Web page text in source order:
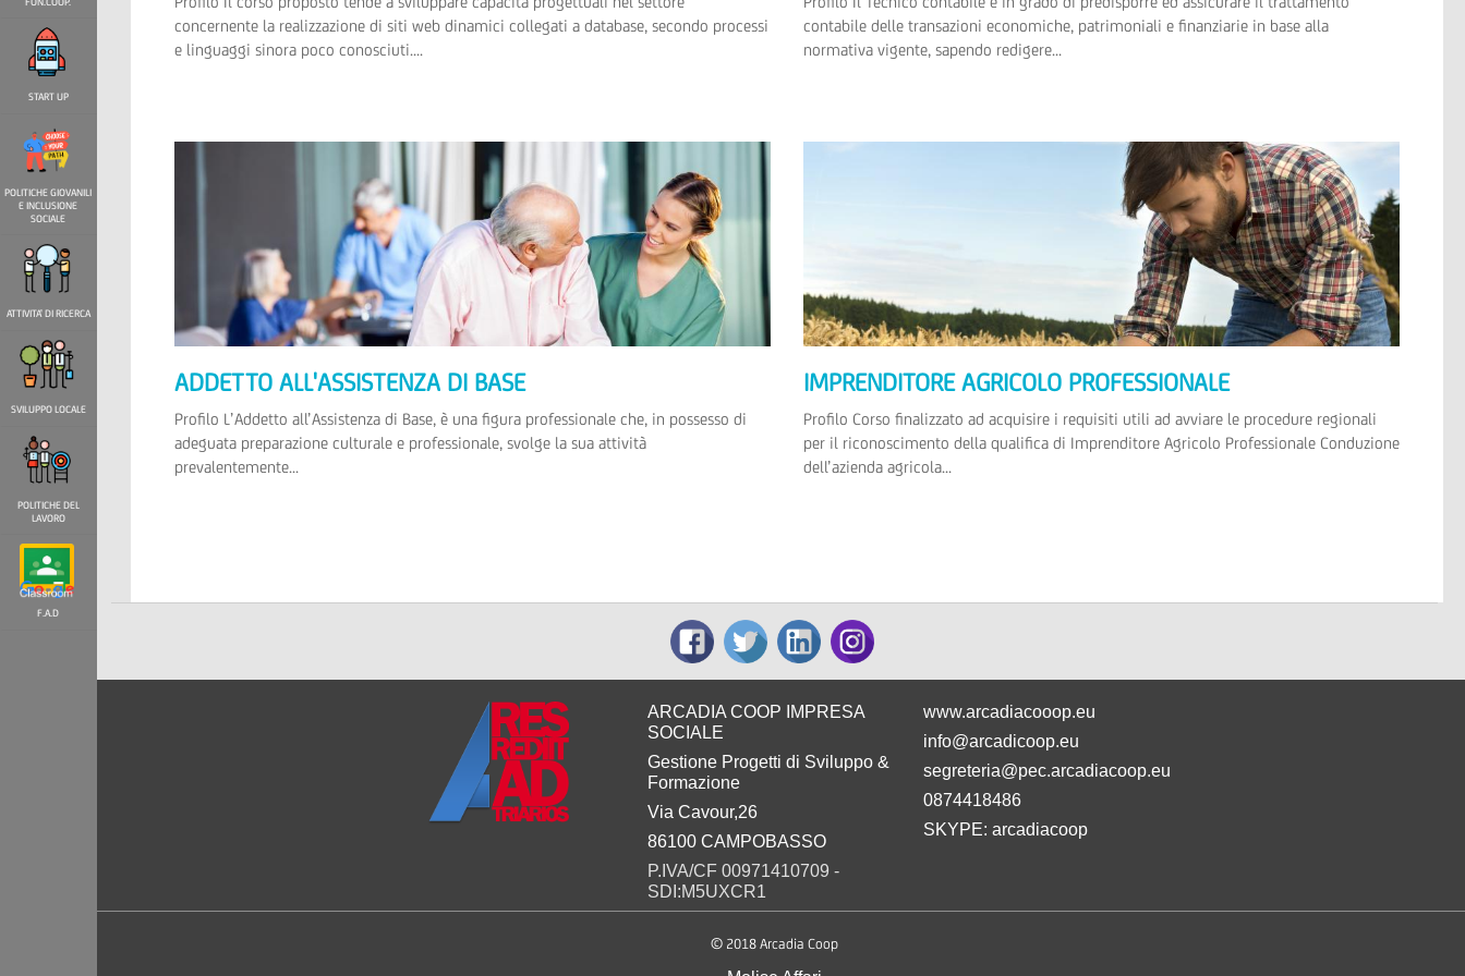
START UP
POLITICHE GIOVANILI
E INCLUSIONE
SOCIALE
ATTIVITA' DI RICERCA
SVILUPPO LOCALE
POLITICHE DEL
LAVORO
F.A.D
concernente la realizzazione di siti web dinamici collegati a database, secondo processi
e linguaggi sinora poco conosciuti....
contabile delle transazioni economiche, patrimoniali e finanziarie in base alla
normativa vigente, sapendo redigere...
ADDETTO ALL'ASSISTENZA DI BASE
Profilo L’Addetto all’Assistenza di Base, è una figura professionale che, in possesso di
adeguata preparazione culturale e professionale, svolge la sua attività
prevalentemente...
IMPRENDITORE AGRICOLO PROFESSIONALE
Profilo Corso finalizzato ad acquisire i requisiti utili ad avviare le procedure regionali
per il riconoscimento della qualifica di Imprenditore Agricolo Professionale Conduzione
dell’azienda agricola...
ARCADIA COOP IMPRESA
SOCIALE
Gestione Progetti di Sviluppo &
Formazione
Via Cavour,26
86100 CAMPOBASSO
P.IVA/CF 00971410709 -
SDI:M5UXCR1
www.arcadiacooop.eu
info@arcadicoop.eu
segreteria@pec.arcadiacoop.eu
0874418486
SKYPE: arcadiacoop
© 2018 Arcadia Coop